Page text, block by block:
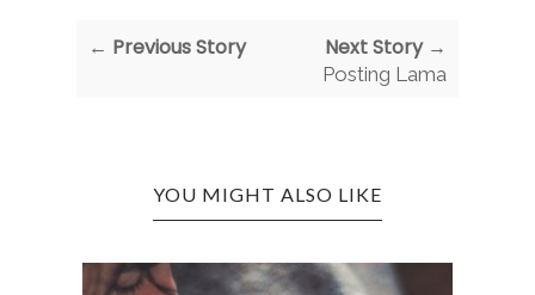
← Previous Story Next Story →
Posting Lama
YOU MIGHT ALSO LIKE